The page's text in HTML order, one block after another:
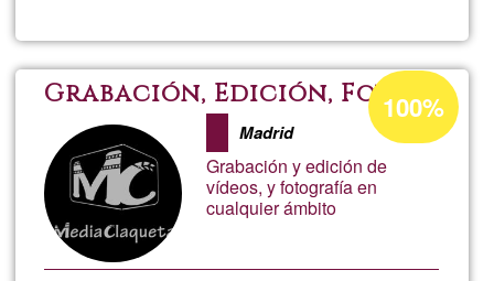
Grabación, Edición, Fotos
Madrid
Grabación y edición de
vídeos, y fotografía en
cualquier ámbito
Acceptance
percentage
Ğ1
100%